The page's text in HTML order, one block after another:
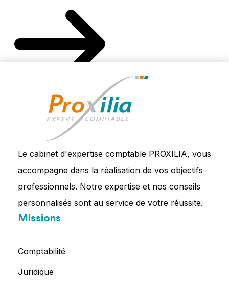
Le cabinet d'expertise comptable PROXILIA, vous
accompagne dans la réalisation de vos objectifs
professionnels. Notre expertise et nos conseils
personnalisés sont au service de votre réussite.
Missions
Comptabilité
Juridique